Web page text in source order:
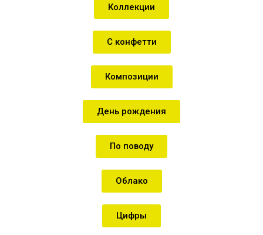
Коллекции
С конфетти
Композиции
День рождения
По поводу
Облако
Цифры